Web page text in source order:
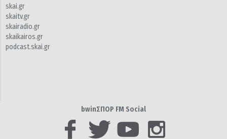
skai.gr
skaitv.gr
skairadio.gr
skaikairos.gr
podcast.skai.gr
bwinΣΠΟΡ FM Social